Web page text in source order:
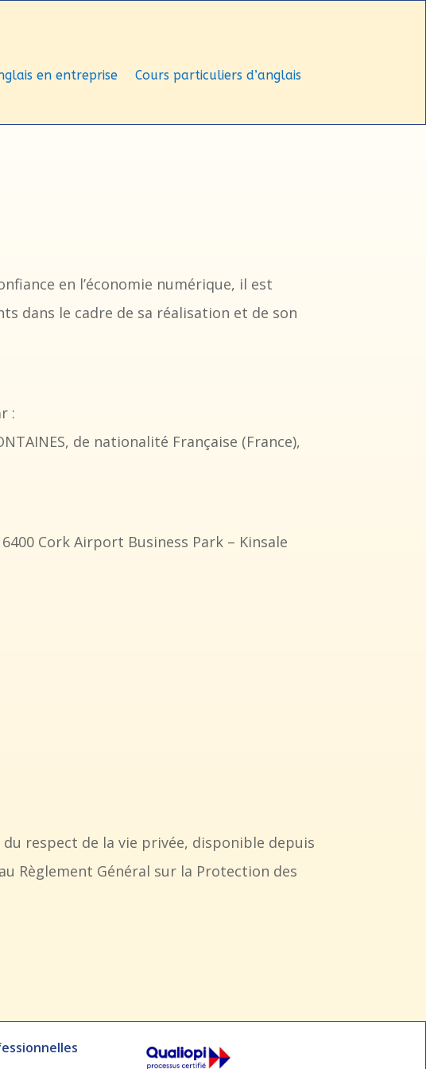
en entreprise
Cours particuliers d’anglais
en l’économie numérique, il est
dans le cadre de sa réalisation et de son
:
de nationalité Française (France),
Cork Airport Business Park – Kinsale
respect de la vie privée, disponible depuis
Règlement Général sur la Protection des